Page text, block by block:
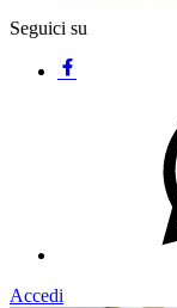
Seguici su
Accedi